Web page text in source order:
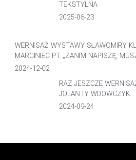
TEKSTYLNA
2025-06-23
WERNISAŻ WYSTAWY SŁAWOMIRY
MARCINIEC PT. „ZANIM NAPISZĘ,
2024-12-02
RAZ JESZCZE
JOLANTY WDOWCZYK
2024-09-24